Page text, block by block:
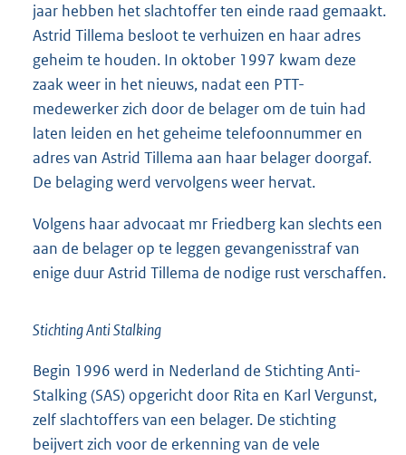
jaar hebben het slachtoffer ten einde raad gemaakt.
Astrid Tillema besloot te verhuizen en haar adres
geheim te houden. In oktober 1997 kwam deze
zaak weer in het nieuws, nadat een PTT-
medewerker zich door de belager om de tuin had
laten leiden en het geheime telefoonnummer en
adres van Astrid Tillema aan haar belager doorgaf.
De belaging werd vervolgens weer hervat.
Volgens haar advocaat mr Friedberg kan slechts een
aan de belager op te leggen gevangenisstraf van
enige duur Astrid Tillema de nodige rust verschaffen.
Stichting Anti Stalking
Begin 1996 werd in Nederland de Stichting Anti-
Stalking (SAS) opgericht door Rita en Karl Vergunst,
zelf slachtoffers van een belager. De stichting
beijvert zich voor de erkenning van de vele